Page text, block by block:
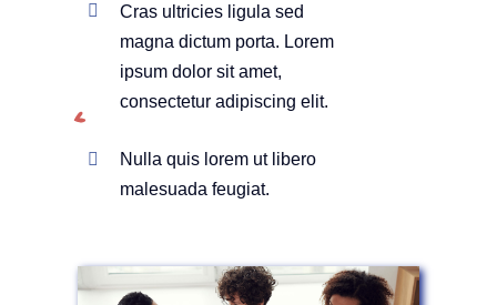
Cras ultricies ligula sed
magna dictum porta. Lorem
ipsum dolor sit amet,
consectetur adipiscing elit.
Nulla quis lorem ut libero
malesuada feugiat.